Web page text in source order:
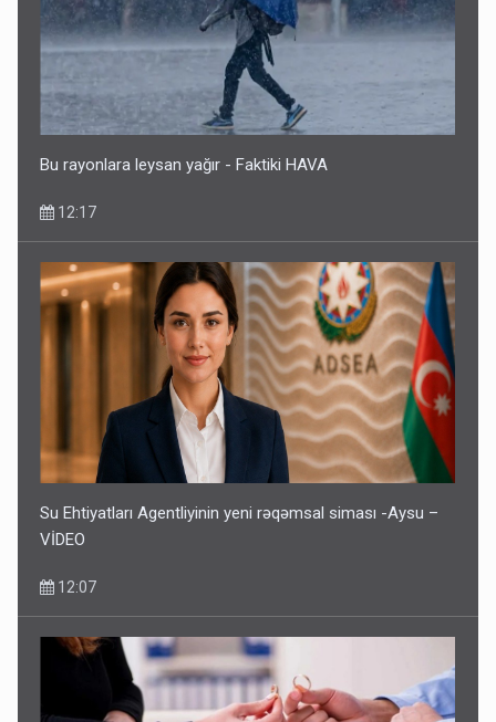
Bu rayonlara leysan yağır - Faktiki HAVA
12:17
Su Ehtiyatları Agentliyinin yeni rəqəmsal siması -Aysu –
VİDEO
12:07